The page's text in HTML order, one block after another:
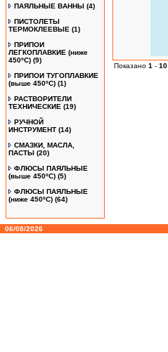
ПАЯЛЬНЫЕ ВАННЫ (4)
ПИСТОЛЕТЫ
ТЕРМОКЛЕЕВЫЕ (1)
ПРИПОИ
ЛЕГКОПЛАВКИЕ (ниже
450ºС) (9)
ПРИПОИ ТУГОПЛАВКИЕ
(выше 450ºС) (1)
РАСТВОРИТЕЛИ
ТЕХНИЧЕСКИЕ (19)
РУЧНОЙ
ИНСТРУМЕНТ (14)
СМАЗКИ, МАСЛА,
ПАСТЫ (20)
ФЛЮСЫ ПАЯЛЬНЫЕ
(выше 450ºC) (5)
ФЛЮСЫ ПАЯЛЬНЫЕ
(ниже 450ºC) (64)
Показано 1 - 10
06/08/2026